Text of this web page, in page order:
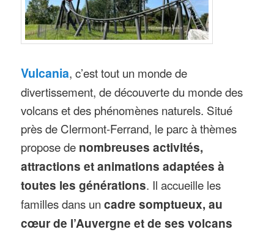
Vulcania, c’est tout un monde de
divertissement, de découverte du monde des
volcans et des phénomènes naturels. Situé
près de Clermont-Ferrand, le parc à thèmes
propose de nombreuses activités,
attractions et animations adaptées à
toutes les générations. Il accueille les
familles dans uncadre somptueux, au
cœur de l’Auvergne et de ses volcans